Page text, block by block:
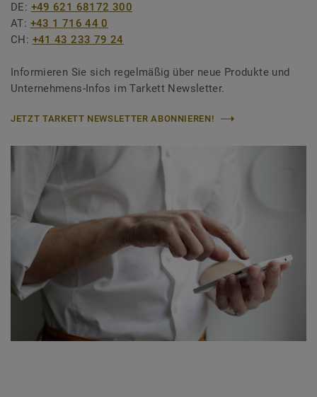
DE: +49 621 68172 300
AT: +43 1 716 44 0
CH: +41 43 233 79 24
Informieren Sie sich regelmäßig über neue Produkte und
Unternehmens-Infos im Tarkett Newsletter.
JETZT TARKETT NEWSLETTER ABONNIEREN!